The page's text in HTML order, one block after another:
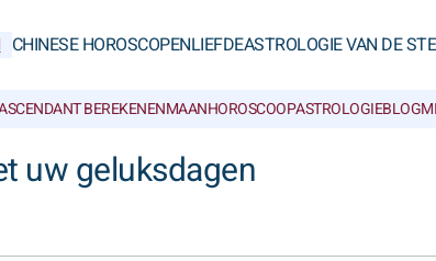
CHINESE HOROSCOPENLIEFDEASTROLOGIE VAN DE
BEREKENENMAANHOROSCOOPASTROLOGIEBLOG
uw geluksdagen